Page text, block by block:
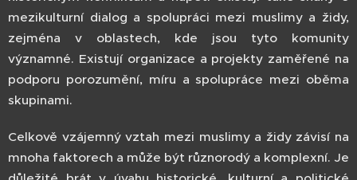
mezikulturní dialog a spolupráci mezi muslimy a židy,
zejména v oblastech, kde jsou tyto komunity
významné. Existují organizace a projekty zaměřené na
podporu porozumění, míru a spolupráce mezi oběma
skupinami.
Celkově vzájemný vztah mezi muslimy a židy závisí na
mnoha faktorech a může být různorodý a komplexní. Je